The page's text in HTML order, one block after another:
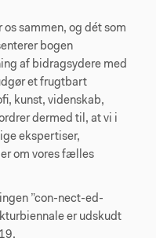
sammen, og dét som
bogen
af bidragsydere med
et frugtbart
kunst, videnskab,
dermed til, at vi i
ekspertiser,
om vores fælles
”con-nect-ed-
er udskudt